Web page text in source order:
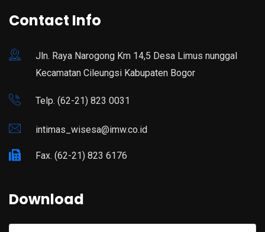
Contact Info
Jln. Raya Narogong Km 14,5 Desa Limus nunggal
Kecamatan Cileungsi Kabupaten Bogor
Telp. (62-21) 823 0031
intimas_wisesa@imw.co.id
Fax. (62-21) 823 6176
Download